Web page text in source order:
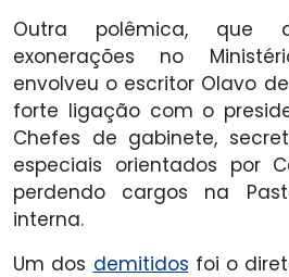
Outra polêmica, que
exonerações no
envolveu o escritor Olavo
forte ligação com o
Chefes de gabinete,
especiais orientados por
perdendo cargos na
interna.
Um dos demitidos foi o